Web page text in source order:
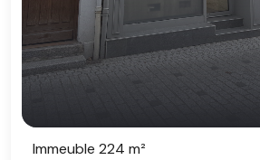
Immeuble 224 m²